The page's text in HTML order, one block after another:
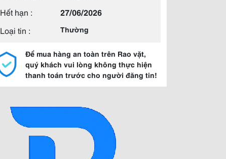
Hết hạn :
27/06/2026
Loại tin :
Thường
Để mua hàng an toàn trên Rao vặt,
quý khách vui lòng không thực hiện
thanh toán trước cho người đăng tin!